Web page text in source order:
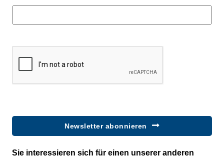
Newsletter abonnieren
Sie interessieren sich für einen unserer anderen